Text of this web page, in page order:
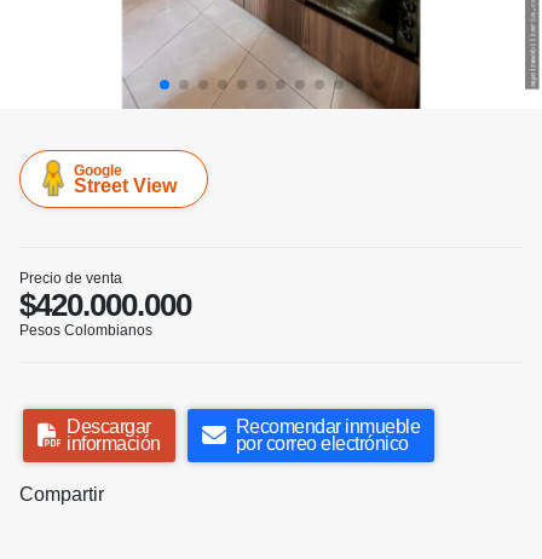
Google
Street View
Precio de venta
$420.000.000
Pesos Colombianos
Descargar
información
Recomendar inmueble
por correo electrónico
Compartir